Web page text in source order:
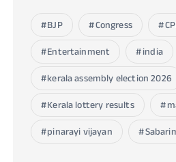
BJP Congress
Entertainment
india
kerala assembly election 2026
Kerala lottery results
pinarayi vijayan